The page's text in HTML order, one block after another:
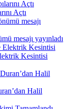
Açtı
mesajı yayınladı
Kesintisi
Halil